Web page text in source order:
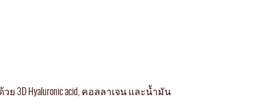
3D Hyaluronic acid, คอลลาเจน และน้ำมัน